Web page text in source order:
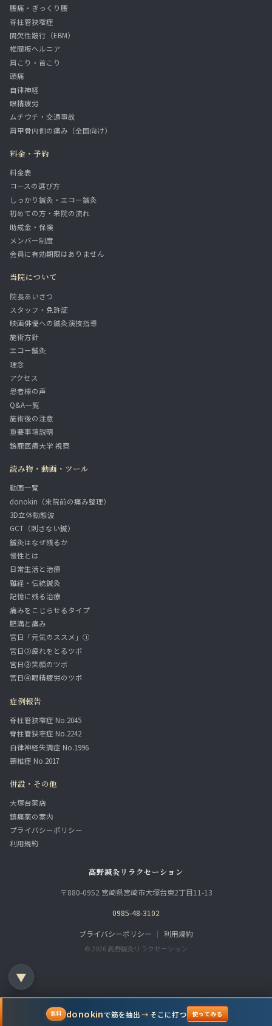
腰痛・ぎっくり腰
脊柱管狭窄症
間欠性跛行（EBM）
椎間板ヘルニア
肩こり・首こり
頭痛
自律神経
眼精疲労
ムチウチ・交通事故
肩甲骨内側の痛み（全国向け）
料金・予約
料金表
コースの選び方
しっかり鍼灸・エコー鍼灸
初めての方・来院の流れ
助成金・保険
メンバー制度
会員に有効期限はありません
当院について
院長あいさつ
スタッフ・免許証
映画俳優への鍼灸演技指導
施術方針
エコー鍼灸
理念
アクセス
患者様の声
Q&A一覧
施術後の注意
重要事項説明
鈴鹿医療大学 視察
読み物・動画・ツール
動画一覧
donokin（来院前の痛み整理）
3D立体動態波
GCT（刺さない鍼）
鍼灸はなぜ残るか
慢性とは
日常生活と治療
難経・伝統鍼灸
記憶に残る治療
痛みをこじらせるタイプ
肥満と痛み
宮日「元気のススメ」①
宮日②疲れをとるツボ
宮日③笑顔のツボ
宮日④眼精疲労のツボ
症例報告
脊柱管狭窄症 No.2045
脊柱管狭窄症 No.2242
自律神経失調症 No.1996
頸椎症 No.2017
併設・その他
大塚台薬店
鎮痛薬の案内
プライバシーポリシー
利用規約
高野鍼灸リラクセーション
〒880-0952 宮崎県宮崎市大塚台東2丁目11-13
0985-48-3102
プライバシーポリシー ｜ 利用規約
© 2026 高野鍼灸リラクセーション
▼
無料 donokinで筋を抽出→ そこに打つ 使ってみる